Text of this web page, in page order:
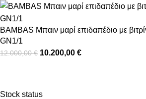
BAMBAS Μπαιν μαρί επιδαπέδιο με
GN1/1
12.000,00€ 10.200,00 €
Stock status